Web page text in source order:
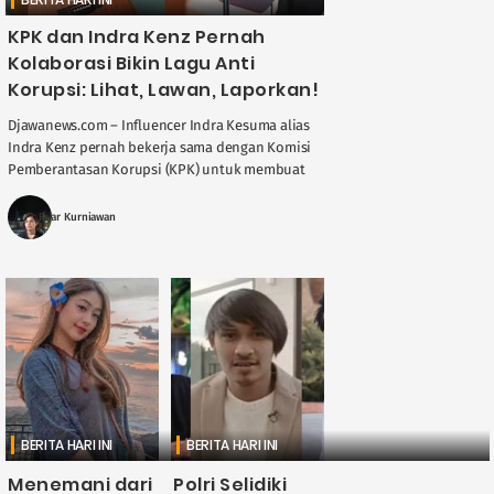
KPK dan Indra Kenz Pernah
Kolaborasi Bikin Lagu Anti
Korupsi: Lihat, Lawan, Laporkan!
Djawanews.com – Influencer Indra Kesuma alias
Indra Kenz pernah bekerja sama dengan Komisi
Pemberantasan Korupsi (KPK) untuk membuat
lagu anti korupsi. Hal tersebut diketahui dari
video di ....
Fajar Kurniawan
BERITA HARI INI
Menemani dari
BERITA HARI INI
Polri Selidiki